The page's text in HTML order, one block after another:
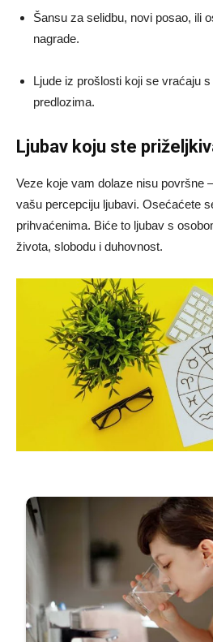
Šansu za selidbu, novi posao, ili
nagrade.
Ljude iz prošlosti koji se vraćaju
predlozima.
Ljubav koju ste
Veze koje vam dolaze nisu površne
vašu percepciju ljubavi. Osećaćete
prihvaćenima. Biće to ljubav s
života, slobodu i duhovnost.